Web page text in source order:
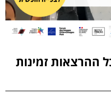
ההרצאות זמינות